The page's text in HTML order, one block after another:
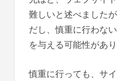
難しいと述べました
だし、慎重に行わな
を与える可能性があり
慎重に行っても、サ